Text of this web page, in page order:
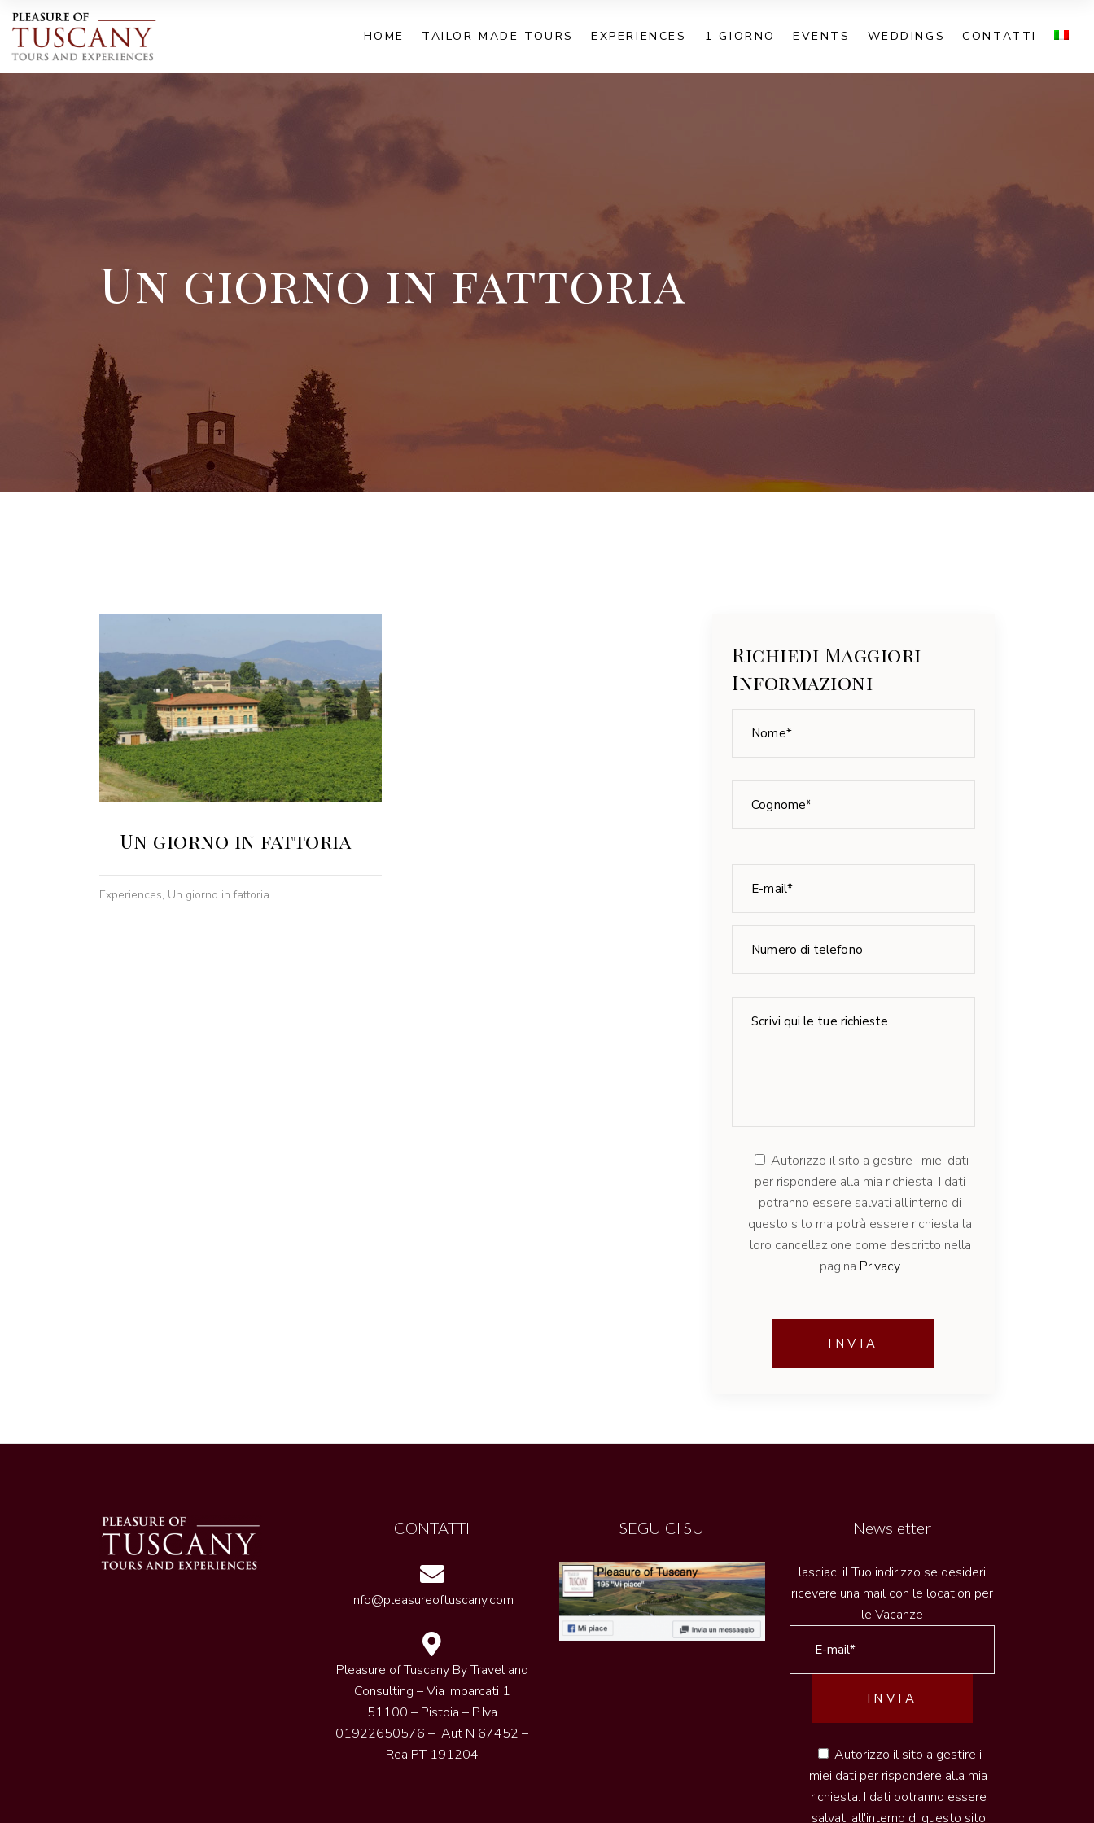
HOME TAILOR MADE TOURS EXPERIENCES – 1 GIORNO EVENTS WEDDINGS CONTATTI
Un giorno in fattoria
Un giorno in fattoria
Experiences, Un giorno in fattoria
Richiedi Maggiori
Informazioni
Autorizzo il sito a gestire i miei dati
per rispondere alla mia richiesta. I dati
potranno essere salvati all'interno di
questo sito ma potrà essere richiesta la
loro cancellazione come descritto nella
pagina Privacy
CONTATTI
info@pleasureoftuscany.com
Pleasure of Tuscany By Travel and
Consulting – Via imbarcati 1
51100 – Pistoia – P.Iva
01922650576 – Aut N 67452 –
Rea PT 191204
SEGUICI SU Newsletter
lasciaci il Tuo indirizzo se desideri
ricevere una mail con le location per
le Vacanze
Autorizzo il sito a gestire i
miei dati per rispondere alla mia
richiesta. I dati potranno essere
salvati all'interno di questo sito